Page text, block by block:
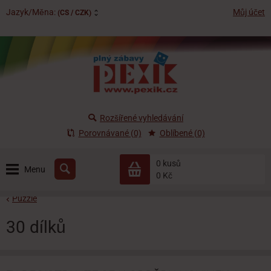
Jazyk/Měna: (CS / CZK) Můj účet
Menu
0 kusů
0 Kč
Rozšířené vyhledávání
Porovnávané (0)
Oblíbené (0)
Puzzle
30 dílků